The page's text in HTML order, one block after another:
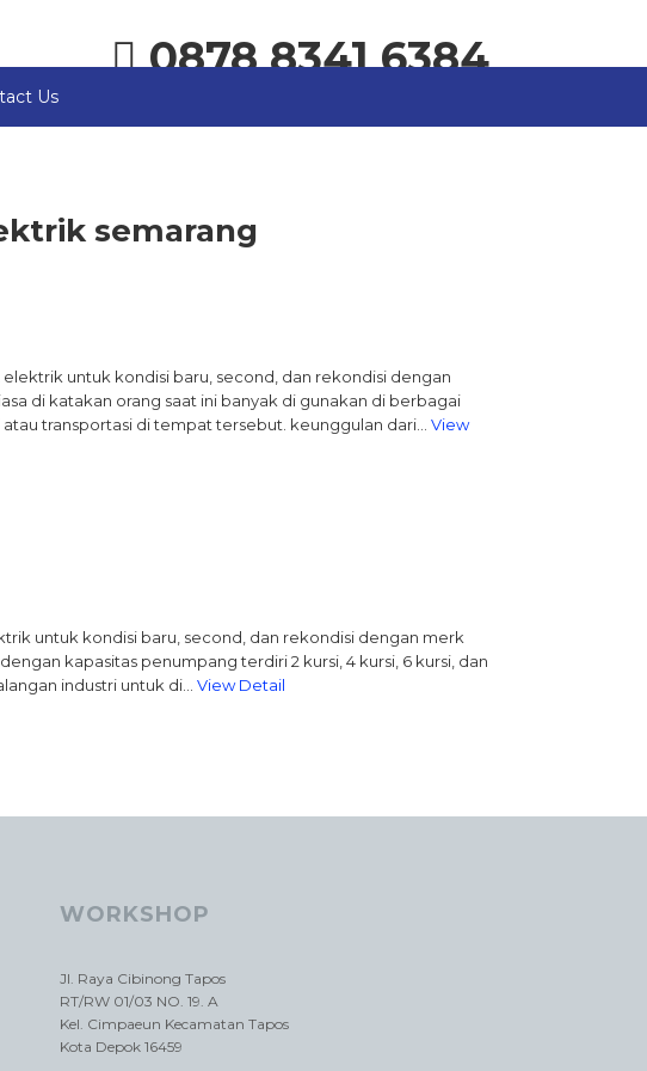
0878 8341 6384
Us
semarang
untuk kondisi baru, second, dan rekondisi dengan
di katakan orang saat ini banyak di gunakan di berbagai
atau transportasi di tempat tersebut. keunggulan dari…View
untuk kondisi baru, second, dan rekondisi dengan merk
kapasitas penumpang terdiri 2 kursi, 4 kursi, 6 kursi, dan
industri untuk di…View Detail
WORKSHOP
Jl. Raya Cibinong Tapos
RT/RW 01/03 NO. 19. A
Kel. Cimpaeun Kecamatan Tapos
Kota Depok 16459